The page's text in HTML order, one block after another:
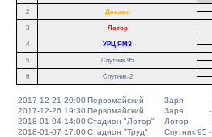
2
Динамо
3
Лотор
4
УРЦ ЯМЗ
5
Спутник 95
6
Спутник-2
2017-12-21 20:00Первомайский Заря -
2017-12-26 19:30Первомайский Заря -
2018-01-04 14:00Стадион "Лотор" Лотор -
2018-01-07 17:00Стадион "Труд" Спутник 95 -